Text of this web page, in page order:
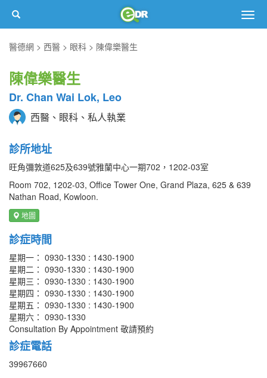
醫德網
西醫 眼科 陳偉樂醫生
陳偉樂醫生
Dr. Chan Wai Lok, Leo
西醫、眼科、私人執業
診所地址
旺角彌敦道625及639號雅蘭中心一期702，1202-03室
Room 702, 1202-03, Office Tower One, Grand Plaza, 625 & 639
Nathan Road, Kowloon.
地圖
診症時間
星期一： 0930-1330 : 1430-1900
星期二： 0930-1330 : 1430-1900
星期三： 0930-1330 : 1430-1900
星期四： 0930-1330 : 1430-1900
星期五： 0930-1330 : 1430-1900
星期六： 0930-1330
Consultation By Appointment 敬請預約
診症電話
39967660